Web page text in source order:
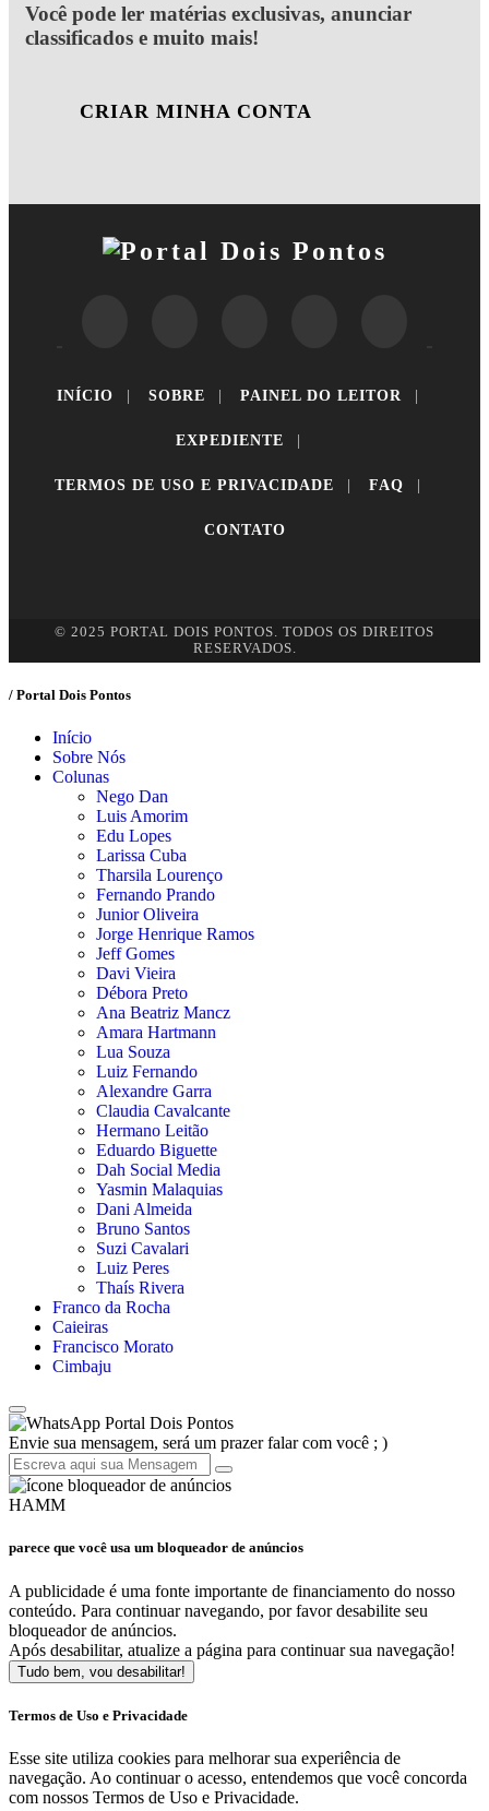
Você pode ler matérias exclusivas, anunciar
classificados e muito mais!
CRIAR MINHA CONTA
INÍCIO SOBRE PAINEL DO LEITOR
EXPEDIENTE
TERMOS DE USO E PRIVACIDADE FAQ
CONTATO
© 2025 PORTAL DOIS PONTOS. TODOS OS DIREITOS
RESERVADOS.
/ Portal Dois Pontos
Início
Sobre Nós
Colunas
Nego Dan
Luis Amorim
Edu Lopes
Larissa Cuba
Tharsila Lourenço
Fernando Prando
Junior Oliveira
Jorge Henrique Ramos
Jeff Gomes
Davi Vieira
Débora Preto
Ana Beatriz Mancz
Amara Hartmann
Lua Souza
Luiz Fernando
Alexandre Garra
Claudia Cavalcante
Hermano Leitão
Eduardo Biguette
Dah Social Media
Yasmin Malaquias
Dani Almeida
Bruno Santos
Suzi Cavalari
Luiz Peres
Thaís Rivera
Franco da Rocha
Caieiras
Francisco Morato
Cimbaju
Portal Dois Pontos
Envie sua mensagem, será um prazer falar com você ; )
HAMM
parece que você usa um bloqueador de anúncios
A publicidade é uma fonte importante de financiamento do nosso
conteúdo. Para continuar navegando, por favor desabilite seu
bloqueador de anúncios.
Após desabilitar, atualize a página para continuar sua navegação!
Tudo bem, vou desabilitar!
Termos de Uso e Privacidade
Esse site utiliza cookies para melhorar sua experiência de
navegação. Ao continuar o acesso, entendemos que você concorda
com nossos Termos de Uso e Privacidade.